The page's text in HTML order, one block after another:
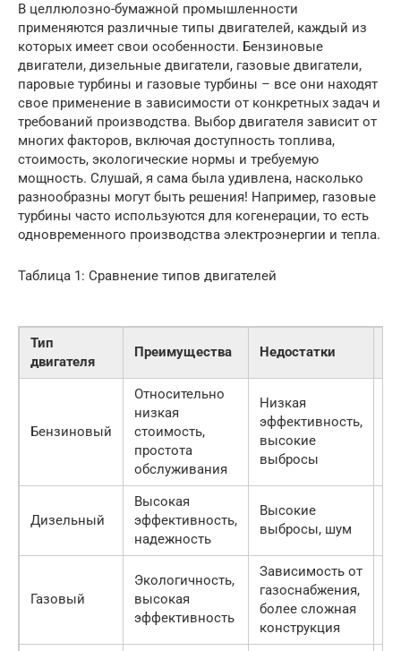
В целлюлозно-бумажной промышленности
применяются различные типы двигателей, каждый из
которых имеет свои особенности. Бензиновые
двигатели, дизельные двигатели, газовые двигатели,
паровые турбины и газовые турбины – все они находят
свое применение в зависимости от конкретных задач и
требований производства. Выбор двигателя зависит от
многих факторов, включая доступность топлива,
стоимость, экологические нормы и требуемую
мощность. Слушай, я сама была удивлена, насколько
разнообразны могут быть решения! Например, газовые
турбины часто используются для когенерации, то есть
одновременного производства электроэнергии и тепла.
Таблица 1: Сравнение типов двигателей
Тип
двигателя
Преимущества Недостатки
Бензиновый
Относительно
низкая
стоимость,
простота
обслуживания
Низкая
эффективность,
высокие
выбросы
Дизельный
Высокая
эффективность,
надежность
Высокие
выбросы, шум
Газовый
Экологичность,
высокая
эффективность
Зависимость от
газоснабжения,
более сложная
конструкция